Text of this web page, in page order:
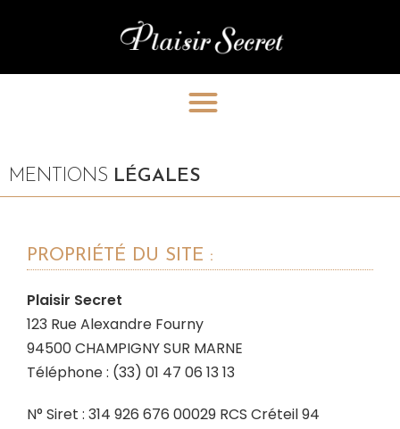
MENTIONS LÉGALES
PROPRIÉTÉ DU SITE :
Plaisir Secret
123 Rue Alexandre Fourny
94500 CHAMPIGNY SUR MARNE
Téléphone : (33) 01 47 06 13 13
N° Siret : 314 926 676 00029 RCS Créteil 94